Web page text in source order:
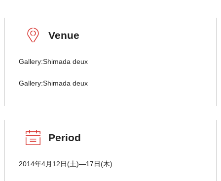
Venue
Gallery:Shimada deux
Gallery:Shimada deux
Period
2014年4月12日(土)―17日(木)